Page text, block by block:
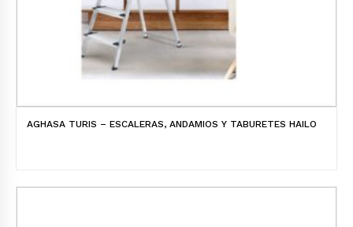
AGHASA TURIS – ESCALERAS, ANDAMIOS Y TABURETES HAILO